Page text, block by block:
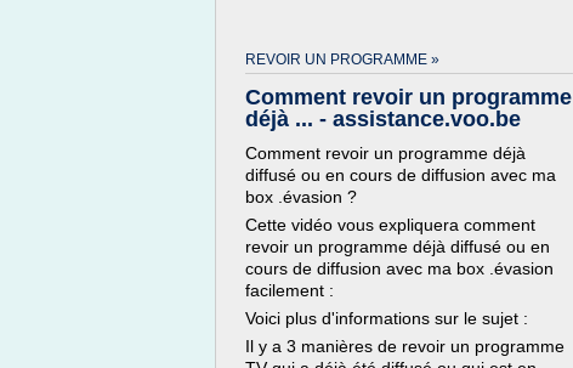
REVOIR UN PROGRAMME »
Comment revoir un programme
déjà ... - assistance.voo.be
Comment revoir un programme déjà
diffusé ou en cours de diffusion avec ma
box .évasion ?
Cette vidéo vous expliquera comment
revoir un programme déjà diffusé ou en
cours de diffusion avec ma box .évasion
facilement :
Voici plus d'informations sur le sujet :
Il y a 3 manières de revoir un programme